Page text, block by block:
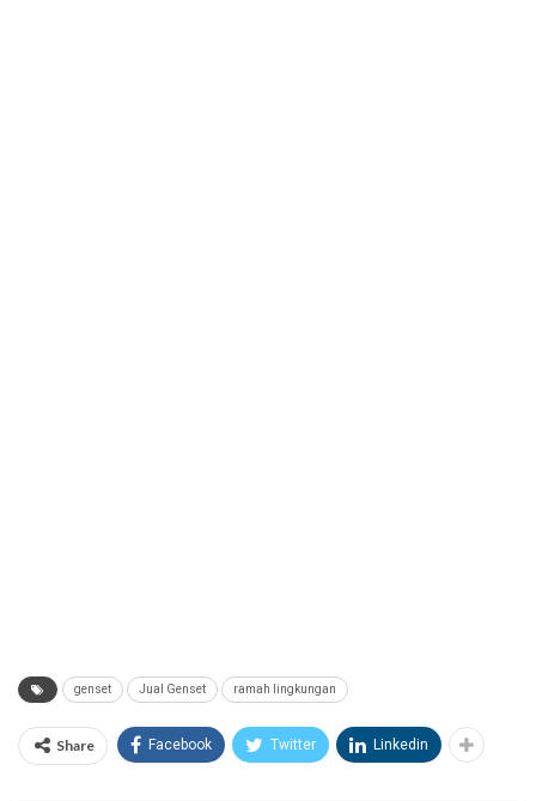
genset Jual Genset ramah lingkungan
Share Facebook Twitter Linkedin